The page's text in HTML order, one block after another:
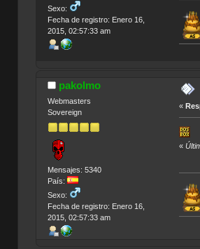
Sexo:
Fecha de registro: Enero 16,
2015, 02:57:33 am
pakolmo
Webmasters
Sovereign
Mensajes: 5340
País:
Sexo:
Fecha de registro: Enero 16,
2015, 02:57:33 am
«
«